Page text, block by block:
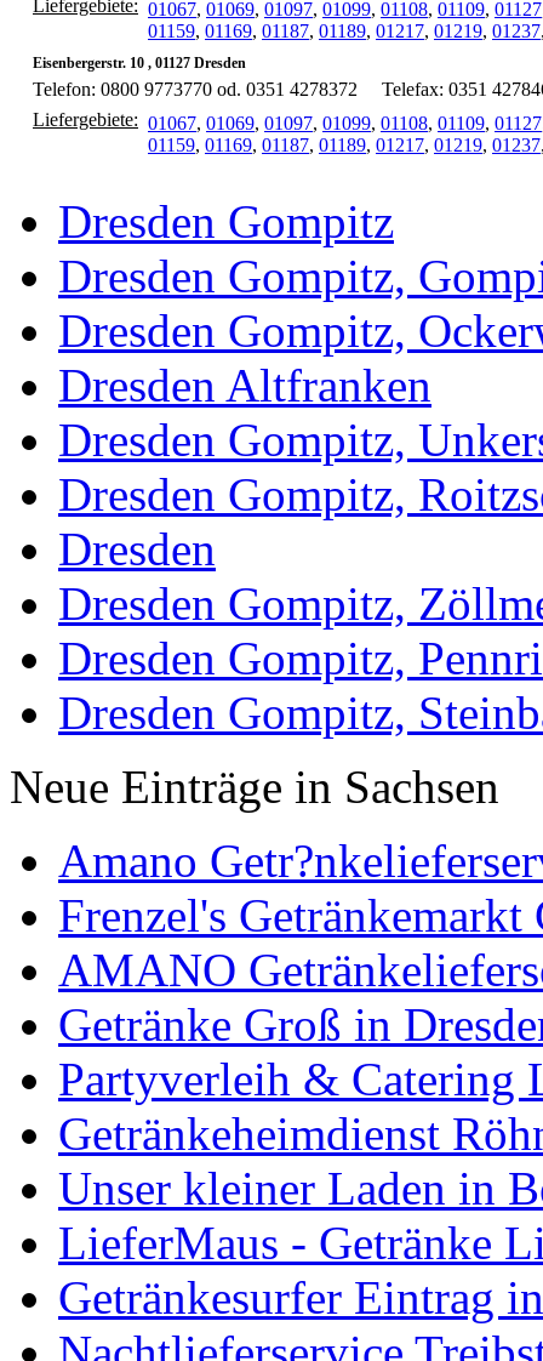
Liefergebiete: 01067, 01069, 01097, 01099, 01108, 01109, 01127
01159, 01169, 01187, 01189, 01217, 01219, 01237
Eisenbergerstr. 10 , 01127 Dresden
Telefon: 0800 9773770 od. 0351 4278372
Telefax: 0351
Liefergebiete: 01067, 01069, 01097, 01099, 01108, 01109, 01127
01159, 01169, 01187, 01189, 01217, 01219, 01237
Dresden Gompitz
Dresden Gompitz,
Dresden Gompitz,
Dresden Altfranken
Dresden Gompitz,
Dresden Gompitz,
Dresden
Dresden Gompitz,
Dresden Gompitz,
Dresden Gompitz,
Neue Einträge in Sachsen
Amano
Frenzel's
AMANO
Getränke Groß in
Partyverleih & Catering
Getränkeheimdienst
Unser kleiner Laden in
LieferMaus - Getränke
Getränkesurfer Eintrag